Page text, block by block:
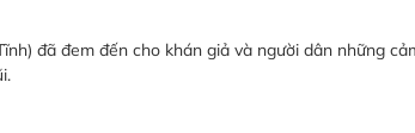
đã đem đến cho khán giả và người dân những